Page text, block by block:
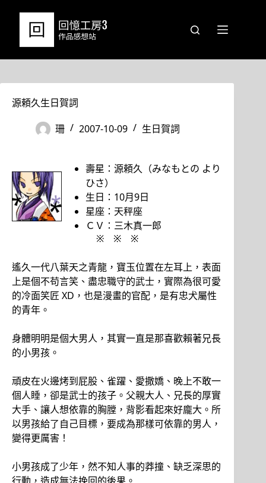
源頼久生日賀詞
珊
2007-10-09 生日賀詞
壽星：源頼久（みなもとの より
ひさ）
生日：10月9日
星座：天秤座
ＣＶ：三木真一郎
※ ※ ※
遙久一代八葉天之青龍，寶玉位置在左耳上，表面
上是個不苟言笑、盡忠職守的武士，實際為很可愛
的冷面笑匠 XD，也是漫畫的官配，是有忠犬屬性
的青年。
身體明明是個大男人，其實一直是那喜歡賴著兄長
的小男孩。
頑皮在火邊烤到屁股、雀躍、愛撒嬌、晚上不敢一
個人睡，卻是武士的孩子。父親大人、兄長的厚實
大手、讓人想依靠的胸膛，背影看起來好龐大。所
以男孩給了自己目標，要成為那樣可依靠的男人，
變得更厲害！
小男孩成了少年，然不知人事的莽撞、缺乏深思的